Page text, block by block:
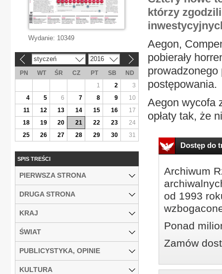
którzy
Aegon,
pobierały
postępowania.
Aegon wycofa
opłaty tak, że
Dostęp do
Archiwum
od 1993
Ponad
Zamów
Wydanie: 10349
styczeń 2016
PN WT ŚR CZ PT SB
ND
1
2
3
4
5 6 7 8 9
10
11
12 13 14 15 16
17
18
19 20 21 22 23
24
25
26 27 28 29 30 31
SPIS TREŚCI
PIERWSZA STRONA
DRUGA STRONA
KRAJ
ŚWIAT
PUBLICYSTYKA, OPINIE
KULTURA